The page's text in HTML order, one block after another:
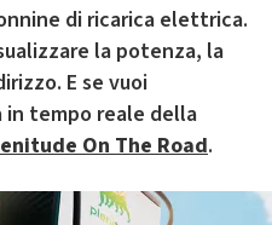
di ricarica elettrica.
la potenza, la
E se vuoi
tempo reale della
On The Road.